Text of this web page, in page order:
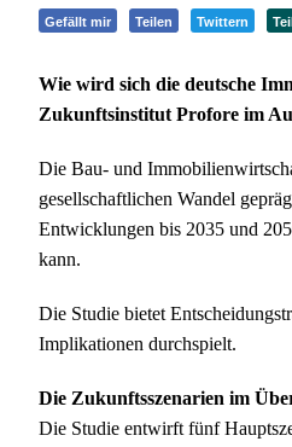
Gefällt mir Teilen Twittern
Wie wird sich die deutsche
Zukunftsinstitut Profore im
Die Bau- und
gesellschaftlichen Wandel
Entwicklungen bis 2035 und
kann.
Die Studie bietet
Implikationen durchspielt.
Die Zukunftsszenarien im
Die Studie entwirft fünf